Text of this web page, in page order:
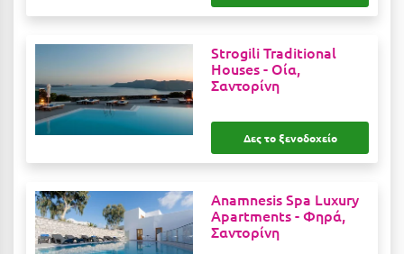
Λούτσα
Μαραθώνας Αττικής
Μαρώνεια
Strogili Traditional
Houses -Οία,
Σαντορίνη
Δες το ξενοδοχείο
Anamnesis Spa Luxury
Apartments -Φηρά,
Σαντορίνη